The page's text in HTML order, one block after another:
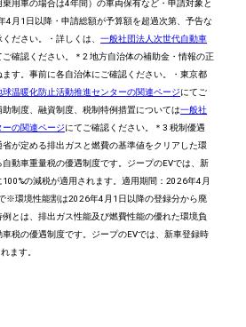
用車の場合は4年間）の車両保有など ・申請対象と
4月1日以降 ・申請総額が予算額を超過次第、予告な
ださい。
・詳しくは、一般社団法人次世代自動車
ご確認ください。 ＊2 地方自治体の補助金 ・情報の正
す。事前に各自治体にご確認ください。
・東京都
球温暖化防止活動推進センターの関連ページにてご
助制度、融資制度、税制特例措置については一般社
ーの関連ページにてご確認ください。
＊3 税制優遇
省が定める排出ガスと燃費の基準値をクリアした環
動車重量税の優遇制度です。ジープのEVでは、新
の減税が適用されます。適用期間：2026年4月
※環境性能割は2026年4月1日以降の登録分から廃
例とは、排出ガス性能及び燃費性能の優れた環境負
税の優遇制度です。ジープのEVでは、新車登録時
ます。